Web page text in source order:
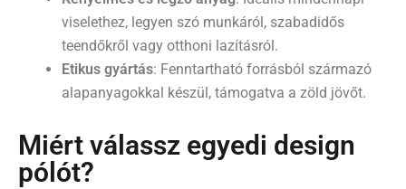
viselethez, legyen szó munkáról, szabadidős
teendőkről vagy otthoni lazításról.
Etikus gyártás: Fenntartható forrásból származó
alapanyagokkal készül, támogatva a zöld jövőt.
Miért válassz egyedi design
pólót?